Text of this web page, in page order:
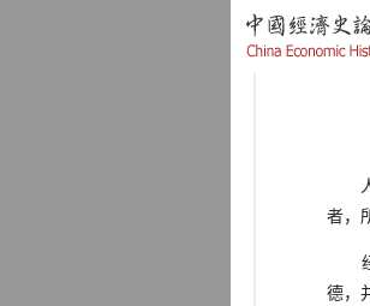
人
者，
经
德，